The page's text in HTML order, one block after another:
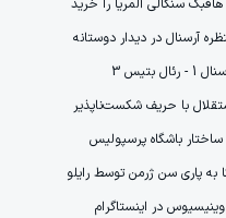
آرسنال در دیدار دوستانه
بتیس 3
با حریف شکست‌ناپذیر
باشگاه پرسپولیس
به پاری سن ژرمن توسط رایلو
در اینستاگرام